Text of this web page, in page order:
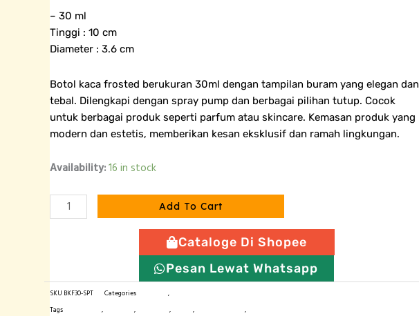
– 30 ml
Tinggi : 10 cm
Diameter : 3.6 cm
Botol kaca frosted berukuran 30ml dengan tampilan buram yang elegan dan
tebal. Dilengkapi dengan spray pump dan berbagai pilihan tutup. Cocok
untuk berbagai produk seperti parfum atau skincare. Kemasan produk yang
modern dan estetis, memberikan kesan eksklusif dan ramah lingkungan.
Availability:16 in stock
Botol
Kaca
Tutup
ml
quantity
Add To Cart
Cataloge Di Shopee
Pesan Lewat Whatsapp
SKU BKF30-SPT Categories ,
Tags
, , , , ,